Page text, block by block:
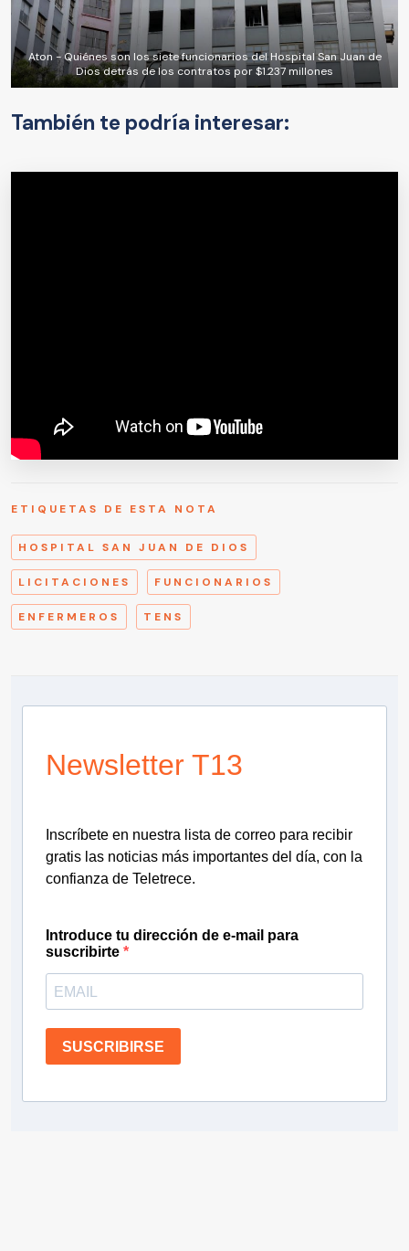
Aton - Quiénes son los siete funcionarios del Hospital San Juan de
Dios detrás de los contratos por $1.237 millones
También te podría interesar:
ETIQUETAS DE ESTA NOTA
HOSPITAL SAN JUAN DE DIOS
LICITACIONES FUNCIONARIOS
ENFERMEROS TENS
Newsletter T13
Inscríbete en nuestra lista de correo para recibir
gratis las noticias más importantes del día, con la
confianza de Teletrece.
Introduce tu dirección de e-mail para
suscribirte
SUSCRIBIRSE